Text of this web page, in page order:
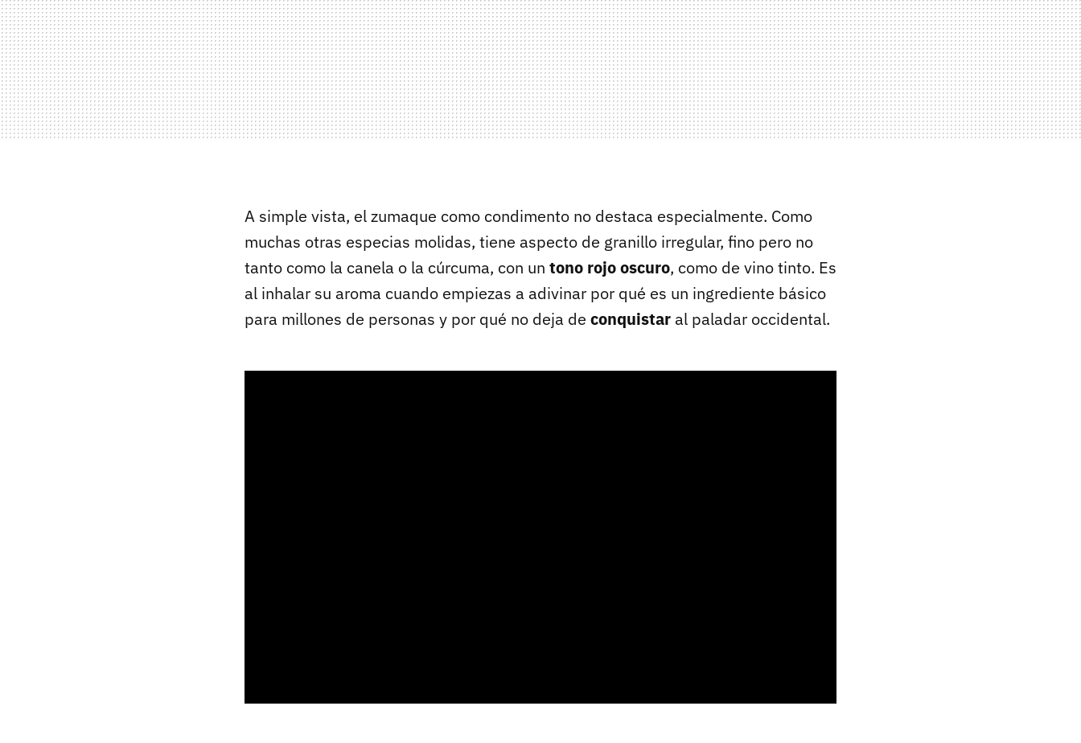
A simple vista, el zumaque como condimento no destaca especialmente. Como
muchas otras especias molidas, tiene aspecto de granillo irregular, fino pero no
tanto como la canela o la cúrcuma, con un tono rojo oscuro, como de vino tinto. Es
al inhalar su aroma cuando empiezas a adivinar por qué es un ingrediente básico
para millones de personas y por qué no deja de conquistar al paladar occidental.